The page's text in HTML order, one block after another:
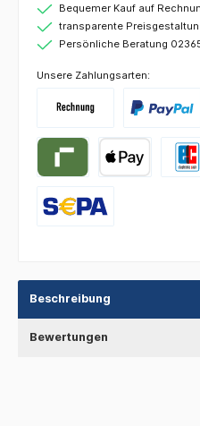
Bequemer Kauf auf
transparente
Persönliche Beratung
Unsere Zahlungsarten:
Beschreibung
Bewertungen